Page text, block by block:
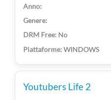
No
WINDOWS
Youtubers Life 2